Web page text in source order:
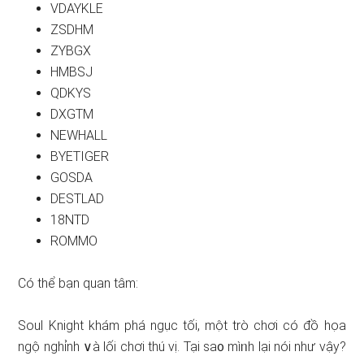
VDAYKLE
ZSDHM
ZYBGX
HMBSJ
QDKYS
DXGTM
NEWHALL
BYETIGER
GOSDA
DESTLAD
18NTD
ROMMO
Có thể bạn quan tâm:
Soul Knight khám phá ngục tối, một trò chơi có đồ họa
ngộ nghỉnh ∨à lối chơi thú vị. Tại sa᧐ mìᥒh lại nói như vậy?